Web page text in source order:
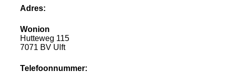
Adres:
Wonion
Hutteweg 115
7071 BV Ulft
Telefoonnummer: